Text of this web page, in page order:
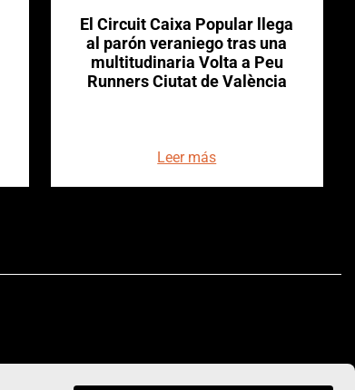
El Circuit Caixa Popular llega
al parón veraniego tras una
multitudinaria Volta a Peu
Runners Ciutat de València
Leer más